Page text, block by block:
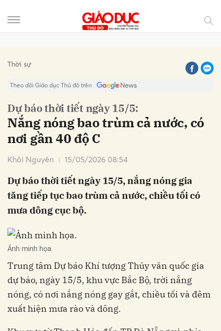
Thời sự
Theo dõi Giáo dục Thủ đô trên
Dự báo thời tiết ngày 15/5:
Nắng nóng bao trùm cả nước, có
nơi gần 40 độ C
Khôi Nguyên 15/05/2026 08:54
Dự báo thời tiết ngày 15/5, nắng nóng gia
tăng tiếp tục bao trùm cả nước, chiều tối có
mưa dông cục bộ.
Ảnh minh họa.
Trung tâm Dự báo Khí tượng Thủy văn quốc gia
dự báo, ngày 15/5, khu vực Bắc Bộ, trời nắng
nóng, có nơi nắng nóng gay gắt, chiều tối và đêm
xuất hiện mưa rào và dông.
Hủy Gửi